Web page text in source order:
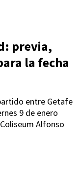
previa,
la fecha
entre Getafe
9 de enero
Alfonso